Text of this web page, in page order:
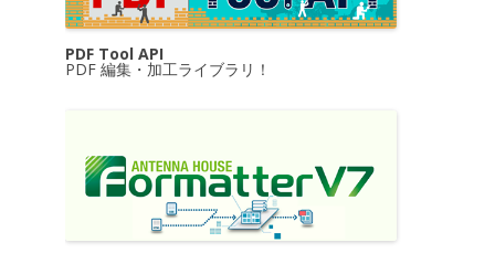
PDF Tool API
PDF 編集・加工ライブラリ！